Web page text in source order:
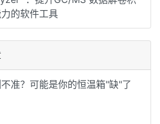
的软件工具
准？可能是你的恒温箱"缺"了